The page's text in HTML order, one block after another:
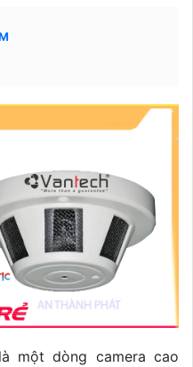
một dòng camera cao